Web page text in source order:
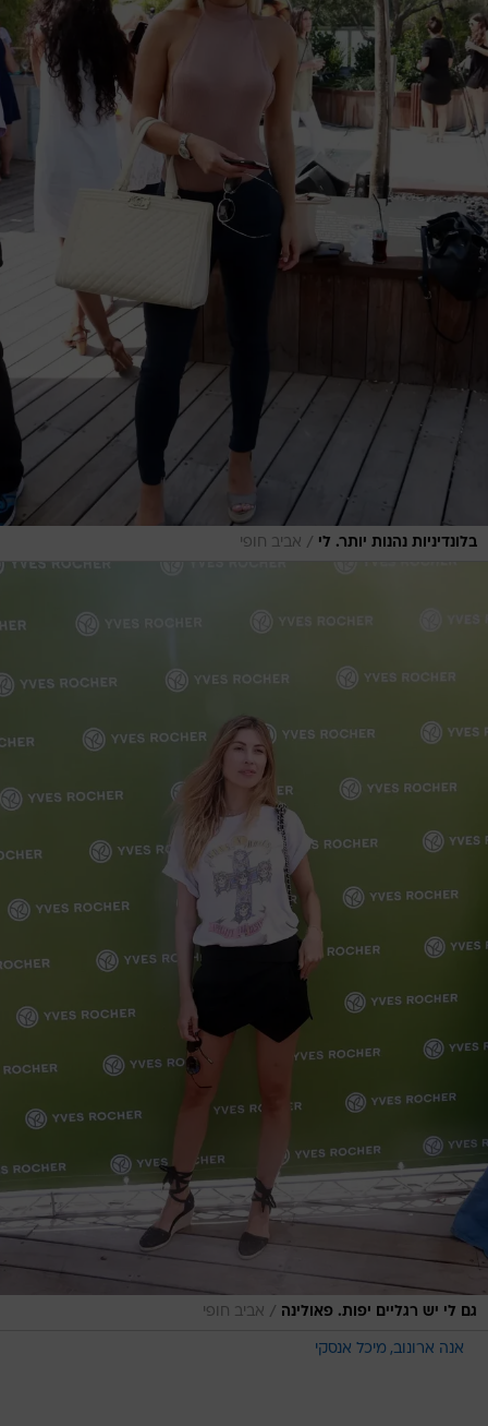
בלונדיניות נהנות יותר. לי / אביב חופי
גם לי יש רגליים יפות. פאולינה / אביב חופי
אנה ארונוב מיכל אנסקי